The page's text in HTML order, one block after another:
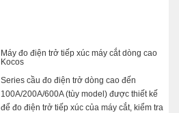
Máy đo điện trở tiếp xúc máy cắt dòng cao
Kocos
Series cầu đo điện trở dòng cao đến
100A/200A/600A (tùy model) được thiết kế
để đo điện trở tiếp xúc của máy cắt, kiểm tra